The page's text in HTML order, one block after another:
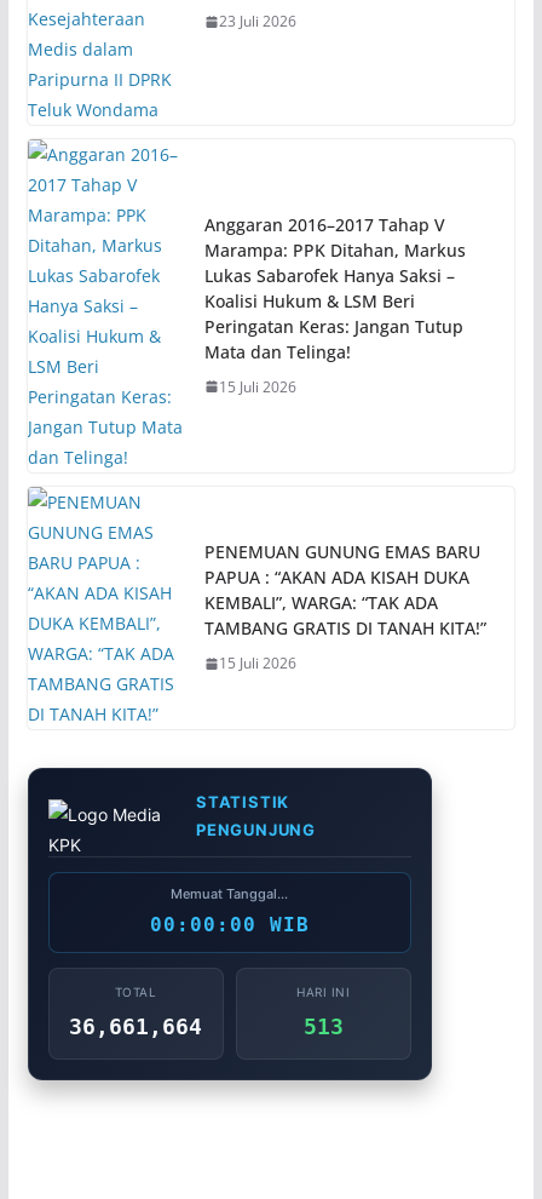
23 Juli 2026
Anggaran 2016–2017 Tahap V
Marampa: PPK Ditahan, Markus
Lukas Sabarofek Hanya Saksi –
Koalisi Hukum & LSM Beri
Peringatan Keras: Jangan Tutup
Mata dan Telinga!
15 Juli 2026
PENEMUAN GUNUNG EMAS BARU
PAPUA : “AKAN ADA KISAH DUKA
KEMBALI”, WARGA: “TAK ADA
TAMBANG GRATIS DI TANAH KITA!”
15 Juli 2026
STATISTIK
PENGUNJUNG
Memuat Tanggal...
00:00:00 WIB
TOTAL
36,661,664
HARI INI
513